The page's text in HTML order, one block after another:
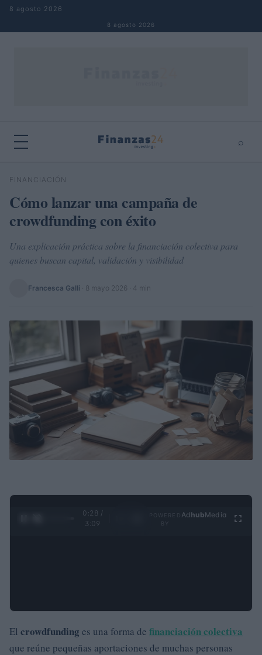
Saltar al contenido
8 agosto 2026
8 agosto 2026
⌕
Buscar
FINANCIACIÓN
Cómo lanzar una campaña de
crowdfunding con éxito
Una explicación práctica sobre la financiación colectiva para
quienes buscan capital, validación y visibilidad
Francesca Galli 8 mayo 2026 · 4 min
0:29 /
3:09
Ad hubMedia
El crowdfunding es una forma de financiación colectiva
que reúne pequeñas aportaciones de muchas personas